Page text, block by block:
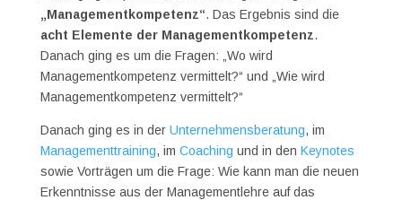
„Managementkompetenz“. Das Ergebnis sind die
acht Elemente der Managementkompetenz.
Danach ging es um die Fragen: „Wo wird
Managementkompetenz vermittelt?“ und „Wie wird
Managementkompetenz vermittelt?“
Danach ging es in der Unternehmensberatung, im
Managementtraining, im Coaching und in den Keynotes
sowie Vorträgen um die Frage: Wie kann man die neuen
Erkenntnisse aus der Managementlehre auf das